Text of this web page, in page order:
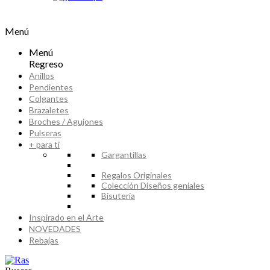
Menú
Menú
Regreso
Anillos
Pendientes
Colgantes
Brazaletes
Broches / Agujones
Pulseras
+ para ti
Gargantillas
Regalos Originales
Colección Diseños geniales
Bisutería
Inspirado en el Arte
NOVEDADES
Rebajas